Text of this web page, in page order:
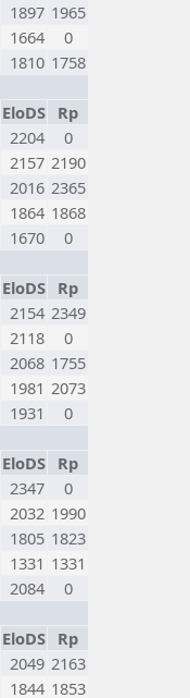
1897 1965
1664
0
1810 1758
EloDS Rp
2204
0
2157 2190
2016 2365
1864 1868
1670
0
EloDS Rp
2154 2349
2118
0
2068 1755
1981 2073
1931
0
EloDS Rp
2347
0
2032 1990
1805 1823
1331 1331
2084
0
EloDS Rp
2049 2163
1844 1853